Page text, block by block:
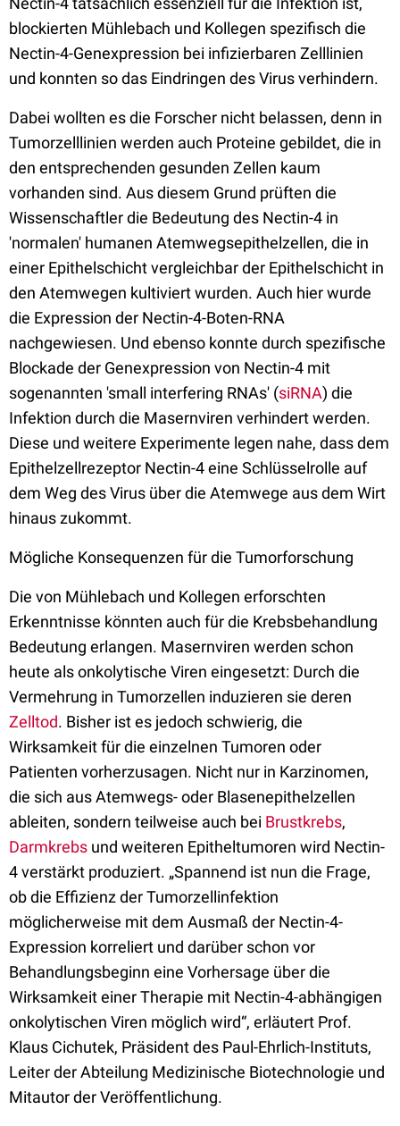
blockierten Mühlebach und Kollegen spezifisch die
Nectin-4-Genexpression bei infizierbaren Zelllinien
und konnten so das Eindringen des Virus verhindern.
Dabei wollten es die Forscher nicht belassen, denn in
Tumorzelllinien werden auch Proteine gebildet, die in
den entsprechenden gesunden Zellen kaum
vorhanden sind. Aus diesem Grund prüften die
Wissenschaftler die Bedeutung des Nectin-4 in
'normalen' humanen Atemwegsepithelzellen, die in
einer Epithelschicht vergleichbar der Epithelschicht in
den Atemwegen kultiviert wurden. Auch hier wurde
die Expression der Nectin-4-Boten-RNA
nachgewiesen. Und ebenso konnte durch spezifische
Blockade der Genexpression von Nectin-4 mit
sogenannten 'small interfering RNAs' (siRNA) die
Infektion durch die Masernviren verhindert werden.
Diese und weitere Experimente legen nahe, dass dem
Epithelzellrezeptor Nectin-4 eine Schlüsselrolle auf
dem Weg des Virus über die Atemwege aus dem Wirt
hinaus zukommt.
Mögliche Konsequenzen für die Tumorforschung
Die von Mühlebach und Kollegen erforschten
Erkenntnisse könnten auch für die Krebsbehandlung
Bedeutung erlangen. Masernviren werden schon
heute als onkolytische Viren eingesetzt: Durch die
Vermehrung in Tumorzellen induzieren sie deren
Zelltod. Bisher ist es jedoch schwierig, die
Wirksamkeit für die einzelnen Tumoren oder
Patienten vorherzusagen. Nicht nur in Karzinomen,
die sich aus Atemwegs- oder Blasenepithelzellen
ableiten, sondern teilweise auch bei Brustkrebs,
Darmkrebs und weiteren Epitheltumoren wird Nectin-
4 verstärkt produziert. „Spannend ist nun die Frage,
ob die Effizienz der Tumorzellinfektion
möglicherweise mit dem Ausmaß der Nectin-4-
Expression korreliert und darüber schon vor
Behandlungsbeginn eine Vorhersage über die
Wirksamkeit einer Therapie mit Nectin-4-abhängigen
onkolytischen Viren möglich wird“, erläutert Prof.
Klaus Cichutek, Präsident des Paul-Ehrlich-Instituts,
Leiter der Abteilung Medizinische Biotechnologie und
Mitautor der Veröffentlichung.